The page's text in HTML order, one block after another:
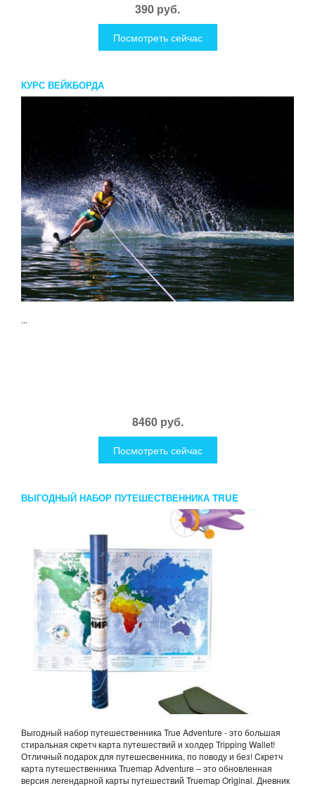
390 руб.
Посмотреть сейчас
КУРС ВЕЙКБОРДА
...
8460 руб.
Посмотреть сейчас
ВЫГОДНЫЙ НАБОР ПУТЕШЕСТВЕННИКА TRUE
Выгодный набор путешественника True Adventure - это большая
стиральная скретч карта путешествий и холдер Tripping Wallet!
Отличный подарок для путешесвенника, по поводу и без! Cкретч
карта путешественника Truemap Adventure – это обновленная
версия легендарной карты путешествий Truemap Original. Дневник